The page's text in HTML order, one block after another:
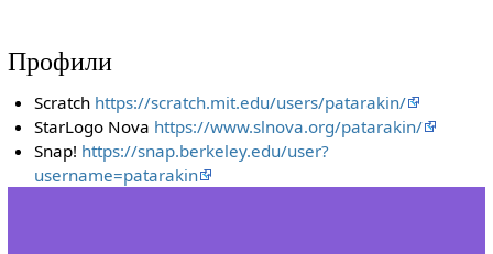
Профили
Scratch https://scratch.mit.edu/users/patarakin/
StarLogo Nova https://www.slnova.org/patarakin/
Snap! https://snap.berkeley.edu/user?
username=patarakin